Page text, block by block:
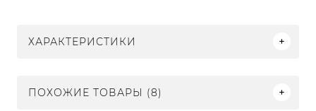
ХАРАКТЕРИСТИКИ
ПОХОЖИЕ ТОВАРЫ (8)